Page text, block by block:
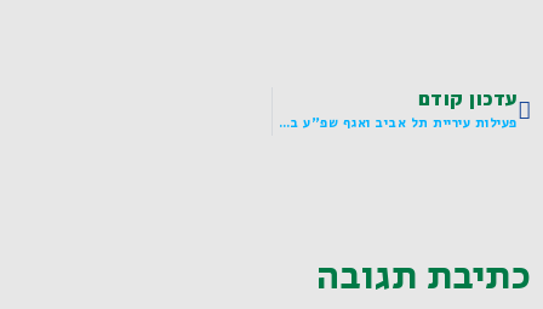
עדכון קודם
פעילות עיריית תל אביב ואגף שפ"ע בפרט בזמן מבצע "עם כלביא"
כתיבת תגובה